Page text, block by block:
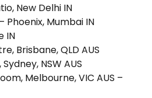
New Delhi IN
Phoenix, Mumbai IN
IN
Brisbane, QLD AUS
NSW AUS
Melbourne, VIC AUS –